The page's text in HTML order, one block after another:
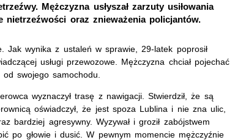
Mężczyzna usłyszał zarzuty usiłowania
oraz znieważenia policjantów.
Jak wynika z ustaleń w sprawie, 29-latek poprosił
usługi przewozowe. Mężczyzna chciał pojechać
swojego samochodu.
wyznaczył trasę z nawigacji. Stwierdził, że są
oświadczył, że jest spoza Lublina i nie zna ulic,
bardziej agresywny. Wyzywał i groził zabójstwem
po głowie i dusić. W pewnym momencie mężczyźnie